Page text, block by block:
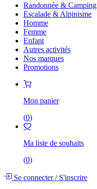
Randonnée & Camping
Escalade & Alpinisme
Homme
Femme
Enfant
Autres activités
Nos marques
Promotions
Mon panier
(0)
Ma liste de souhaits
(0)
Se connecter/S'inscrire